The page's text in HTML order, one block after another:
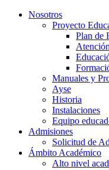
Nosotros
Proyecto
Plan de
Manuales y
Ayse
Historia
Instalaciones
Equipo
Admisiones
Solicitud de
Ámbito Académico
Alto nivel